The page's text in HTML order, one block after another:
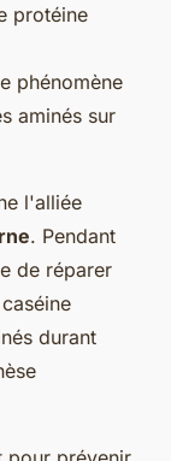
protéine
phénomène
aminés sur
l'alliée
. Pendant
de réparer
durant